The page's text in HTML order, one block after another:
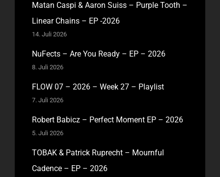
Matan Caspi & Aaron Suiss – Purple Tooth –
Linear Chains – EP -2026
14. Juli 2026
NuFects – Are You Ready – EP – 2026
8. Juli 2026
FLOW 07 – 2026 – Week 27 – Playlist
7. Juli 2026
Robert Babicz – Perfect Moment EP – 2026
5. Juli 2026
TOBAK & Patrick Ruprecht – Mournful
Cadence – EP – 2026